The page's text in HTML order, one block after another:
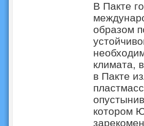
В Пакте
образом
климата,
в Пакте
котором